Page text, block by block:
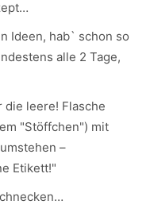
Ideen, hab` schon so
alle 2 Tage,
die leere! Flasche
"Stöffchen") mit
–
Etikett!"